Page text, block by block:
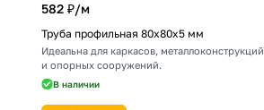
582 ₽/м
Труба профильная 80х80х5 мм
Идеальна для каркасов, металлоконструкций
и опорных сооружений.
В наличии